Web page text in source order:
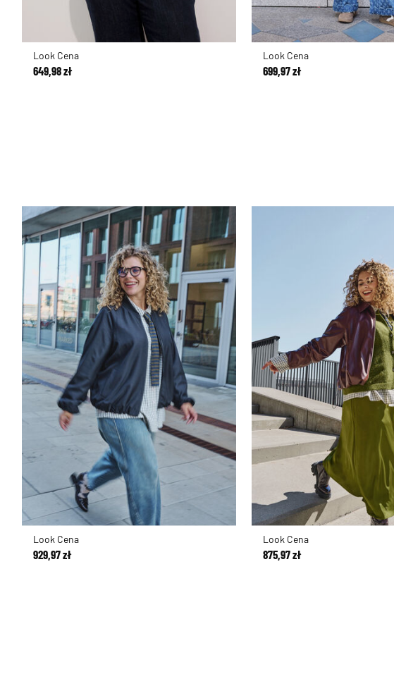
Look Cena
649,98 zł
Look Cena
699,97 zł
Look Cena
929,97 zł
Look Cena
875,97 zł